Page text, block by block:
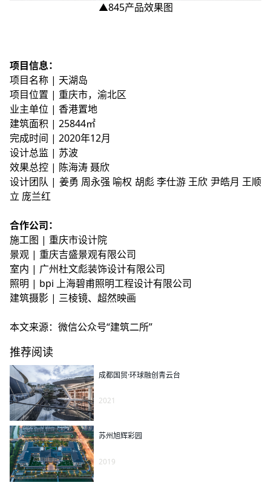
▲845产品效果图
项目信息：
项目名称 | 天湖岛
项目位置 | 重庆市，渝北区
业主单位 | 香港置地
建筑面积 | 25844㎡
完成时间 | 2020年12月
设计总监 | 苏波
效果总控 | 陈海涛 聂欣
设计团队 | 姜勇 周永强 喻权 胡彪 李仕游 王欣 尹皓月 王顺
立 庞兰红
合作公司：
施工图 | 重庆市设计院
景观 | 重庆吉盛景观有限公司
室内 | 广州杜文彪装饰设计有限公司
照明 | bpi 上海碧甫照明工程设计有限公司
建筑摄影 | 三棱镜、超然映画
本文来源：微信公众号“建筑二所”
推荐阅读
成都国贸·环球融创青云台
2021
苏州旭辉彩园
2019